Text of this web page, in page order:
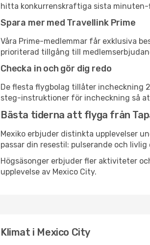
hitta konkurrenskraftiga sista minuten-
Spara mer med Travellink Prime
Våra Prime-medlemmar får exklusiva
prioriterad tillgång till
Checka in och gör dig redo
De flesta flygbolag tillåter incheckning
steg-instruktioner för incheckning så
Bästa tiderna att flyga från
Mexiko erbjuder distinkta upplevelser
passar din resestil: pulserande och
Högsäsonger erbjuder fler aktiviteter
upplevelse av Mexico City.
Klimat i Mexico City